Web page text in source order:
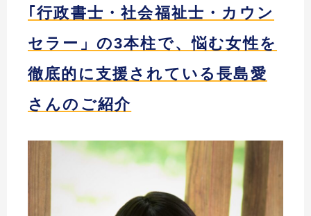
｢行政書士・社会福祉士・カウン
セラー」の3本柱で、悩む女性を
徹底的に支援されている長島愛
さんのご紹介